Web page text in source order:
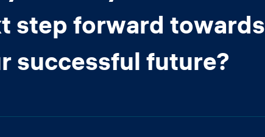
step forward towards
successful future?